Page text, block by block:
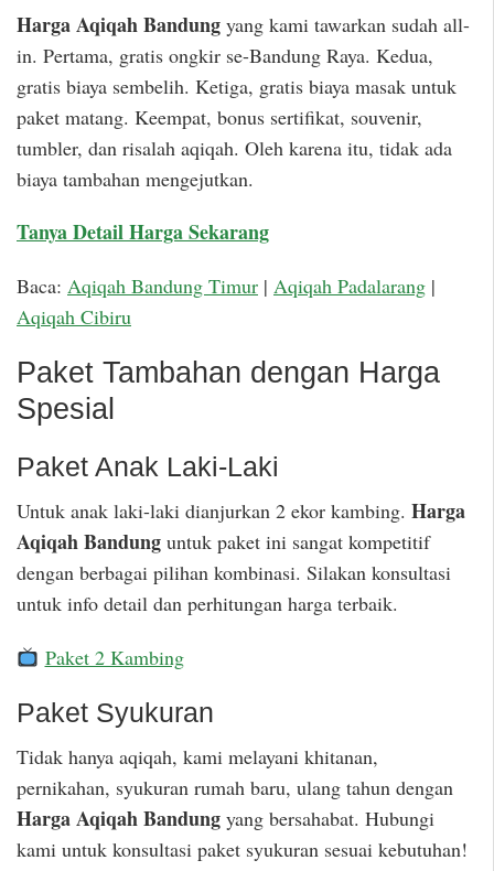
Harga Aqiqah Bandung yang kami tawarkan sudah all-
in. Pertama, gratis ongkir se-Bandung Raya. Kedua,
gratis biaya sembelih. Ketiga, gratis biaya masak untuk
paket matang. Keempat, bonus sertifikat, souvenir,
tumbler, dan risalah aqiqah. Oleh karena itu, tidak ada
biaya tambahan mengejutkan.
Tanya Detail Harga Sekarang
Baca: Aqiqah Bandung Timur | Aqiqah Padalarang |
Aqiqah Cibiru
Paket Tambahan dengan Harga
Spesial
Paket Anak Laki-Laki
Untuk anak laki-laki dianjurkan 2 ekor kambing. Harga
Aqiqah Bandung untuk paket ini sangat kompetitif
dengan berbagai pilihan kombinasi. Silakan konsultasi
untuk info detail dan perhitungan harga terbaik.
Paket 2 Kambing
Paket Syukuran
Tidak hanya aqiqah, kami melayani khitanan,
pernikahan, syukuran rumah baru, ulang tahun dengan
Harga Aqiqah Bandung yang bersahabat. Hubungi
kami untuk konsultasi paket syukuran sesuai kebutuhan!